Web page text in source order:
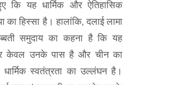
कि यह धार्मिक और ऐतिहासिक
का हिस्सा है। हालांकि, दलाई लामा
समुदाय का कहना है कि यह
केवल उनके पास है और चीन का
धार्मिक स्वतंत्रता का उल्लंघन है।